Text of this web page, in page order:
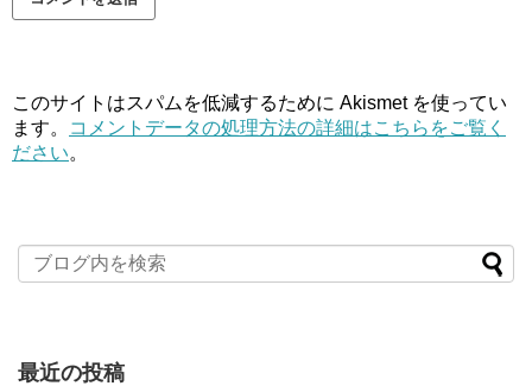
このサイトはスパムを低減するために Akismet を使ってい
ます。
コメントデータの処理方法の詳細はこちらをご覧く
ださい。
最近の投稿